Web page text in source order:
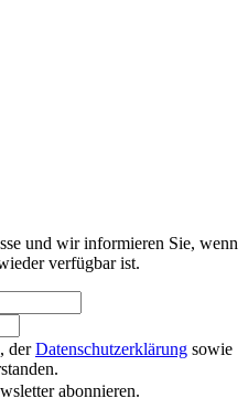
und wir informieren Sie, wenn
verfügbar ist.
, derDatenschutzerklärung sowie
abonnieren.